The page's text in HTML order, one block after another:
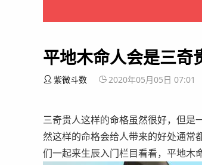
平地木命人会是三奇
紫微斗数 2020年05月05日 07:01
三奇贵人这样的命格虽然很好，但是
然这样的命格会给人带来的好处通常
们一起来生辰入门栏目看看，平地木